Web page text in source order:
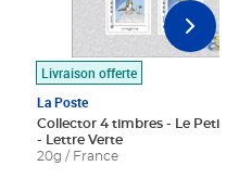
Livraison offerte
La Poste
Collector 4 timbres - Le Petit
- Lettre Verte
20g / France